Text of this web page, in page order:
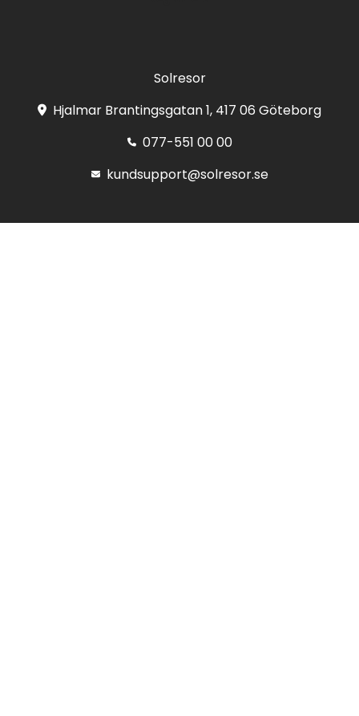
Solresor
Hjalmar Brantingsgatan 1, 417 06 Göteborg
077-551 00 00
kundsupport@solresor.se